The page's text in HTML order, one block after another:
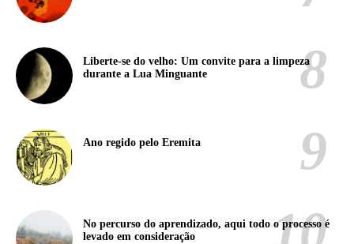
Liberte-se do velho: Um convite para a limpeza
durante a Lua Minguante
Ano regido pelo Eremita
No percurso do aprendizado, aqui todo o processo é
levado em consideração